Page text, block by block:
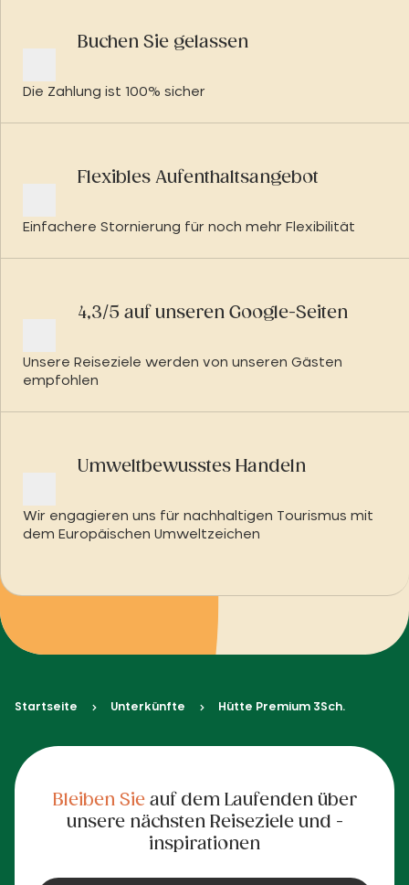
Buchen Sie gelassen
Die Zahlung ist 100% sicher
Flexibles Aufenthaltsangebot
Einfachere Stornierung für noch mehr Flexibilität
4,3/5 auf unseren Google-Seiten
Unsere Reiseziele werden von unseren Gästen
empfohlen
Umweltbewusstes Handeln
Wir engagieren uns für nachhaltigen Tourismus mit
dem Europäischen Umweltzeichen
Startseite Unterkünfte Hütte Premium 3Sch.
Bleiben Sieauf dem Laufenden über
unsere nächsten Reiseziele und -
inspirationen